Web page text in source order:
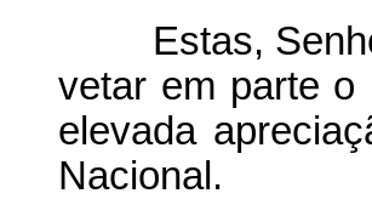
Estas, Senhor
vetar em parte o
elevada
Nacional.